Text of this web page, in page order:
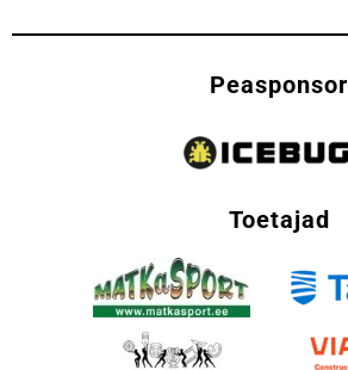
Peasponsor
Toetajad